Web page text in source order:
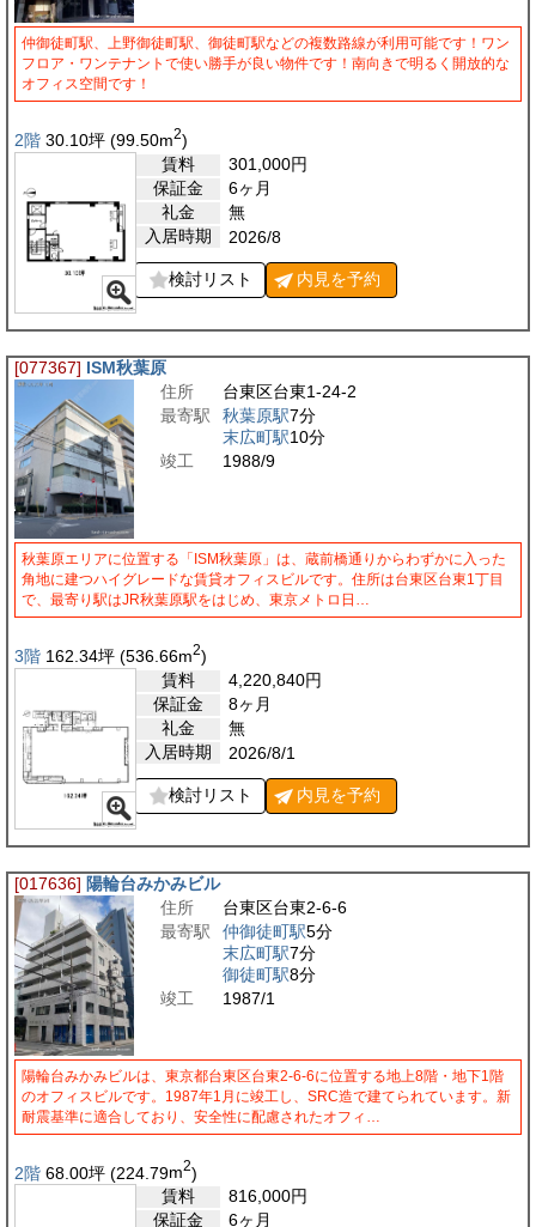
仲御徒町駅、上野御徒町駅、御徒町駅などの複数路線が利用可能です！ワン
フロア・ワンテナントで使い勝手が良い物件です！南向きで明るく開放的な
オフィス空間です！
2階 30.10坪 (99.50m2)
賃料
301,000円
保証金
6ヶ月
礼金
無
入居時期
2026/8
検討リスト 内見を予約
[077367] ISM秋葉原
住所
台東区台東1-24-2
最寄駅
秋葉原駅7分
末広町駅10分
竣工
1988/9
秋葉原エリアに位置する「ISM秋葉原」は、蔵前橋通りからわずかに入った
角地に建つハイグレードな賃貸オフィスビルです。住所は台東区台東1丁目
で、最寄り駅はJR秋葉原駅をはじめ、東京メトロ日…
3階 162.34坪 (536.66m2)
賃料
4,220,840円
保証金
8ヶ月
礼金
無
入居時期
2026/8/1
検討リスト 内見を予約
[017636] 陽輪台みかみビル
住所
台東区台東2-6-6
最寄駅
仲御徒町駅5分
末広町駅7分
御徒町駅8分
竣工
1987/1
陽輪台みかみビルは、東京都台東区台東2-6-6に位置する地上8階・地下1階
のオフィスビルです。1987年1月に竣工し、SRC造で建てられています。新
耐震基準に適合しており、安全性に配慮されたオフィ…
2階 68.00坪 (224.79m2)
賃料
816,000円
保証金
6ヶ月